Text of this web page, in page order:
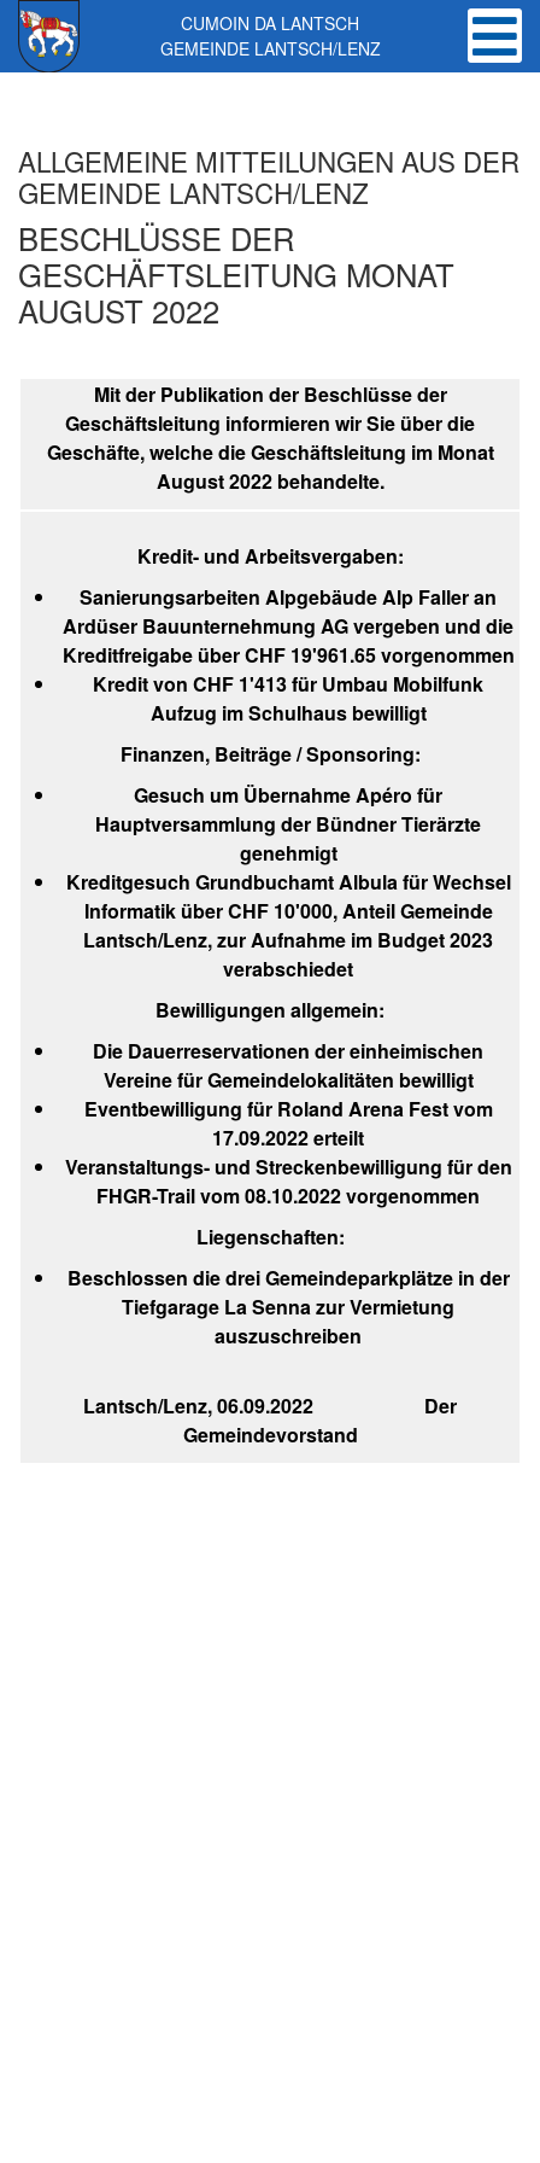
Skip to main content
CUMOIN DA LANTSCH
GEMEINDE LANTSCH/LENZ
ALLGEMEINE MITTEILUNGEN AUS DER
GEMEINDE LANTSCH/LENZ
BESCHLÜSSE DER
GESCHÄFTSLEITUNG MONAT
AUGUST 2022
Mit der Publikation der Beschlüsse der
Geschäftsleitung informieren wir Sie über die
Geschäfte, welche die Geschäftsleitung im Monat
August 2022 behandelte.
Kredit- und Arbeitsvergaben:
Sanierungsarbeiten Alpgebäude Alp Faller an
Ardüser Bauunternehmung AG vergeben und die
Kreditfreigabe über CHF 19'961.65 vorgenommen
Kredit von CHF 1'413 für Umbau Mobilfunk
Aufzug im Schulhaus bewilligt
Finanzen, Beiträge / Sponsoring:
Gesuch um Übernahme Apéro für
Hauptversammlung der Bündner Tierärzte
genehmigt
Kreditgesuch Grundbuchamt Albula für Wechsel
Informatik über CHF 10'000, Anteil Gemeinde
Lantsch/Lenz, zur Aufnahme im Budget 2023
verabschiedet
Bewilligungen allgemein:
Die Dauerreservationen der einheimischen
Vereine für Gemeindelokalitäten bewilligt
Eventbewilligung für Roland Arena Fest vom
17.09.2022 erteilt
Veranstaltungs- und Streckenbewilligung für den
FHGR-Trail vom 08.10.2022 vorgenommen
Liegenschaften:
Beschlossen die drei Gemeindeparkplätze in der
Tiefgarage La Senna zur Vermietung
auszuschreiben
Lantsch/Lenz, 06.09.2022 Der
Gemeindevorstand